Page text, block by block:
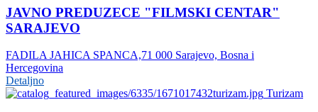
JAVNO PREDUZECE "FILMSKI CENTAR"
SARAJEVO
FADILA JAHICA SPANCA,71 000 Sarajevo, Bosna i
Hercegovina
Detaljno
Turizam